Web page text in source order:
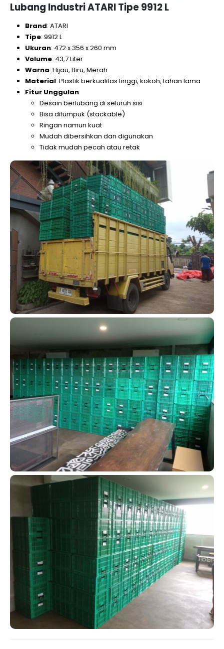
Lubang Industri ATARI Tipe 9912 L
Brand: ATARI
Tipe: 9912 L
Ukuran: 472 x 356 x 260 mm
Volume: 43,7 Liter
Warna: Hijau, Biru, Merah
Material: Plastik berkualitas tinggi, kokoh, tahan lama
Fitur Unggulan:
Desain berlubang di seluruh sisi
Bisa ditumpuk (stackable)
Ringan namun kuat
Mudah dibersihkan dan digunakan
Tidak mudah pecah atau retak